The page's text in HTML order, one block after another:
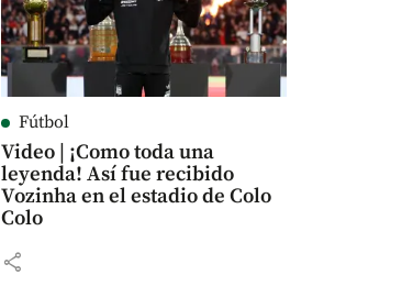
Fútbol
Video | ¡Como toda una
leyenda! Así fue recibido
Vozinha en el estadio de Colo
Colo
share